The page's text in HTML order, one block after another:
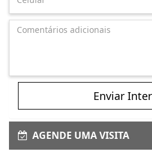
Enviar
AGENDE UMA VISITA